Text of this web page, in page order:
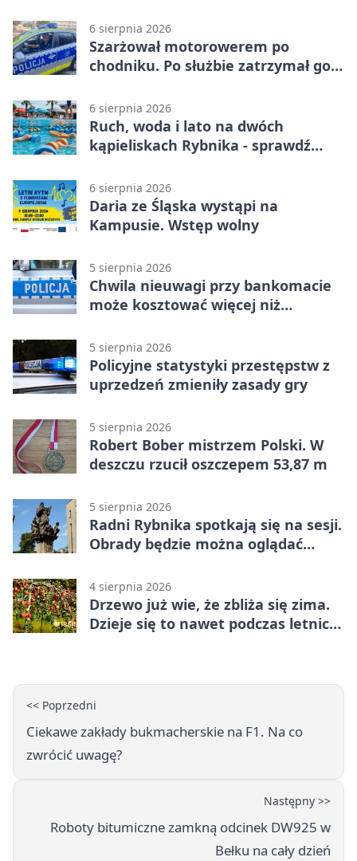
6 sierpnia 2026
Szarżował motorowerem po
chodniku. Po służbie zatrzymał go
6 sierpnia 2026
Ruch, woda i lato na dwóch
kąpieliskach Rybnika - sprawdź
6 sierpnia 2026
Daria ze Śląska wystąpi na
Kampusie. Wstęp wolny
5 sierpnia 2026
Chwila nieuwagi przy bankomacie
może kosztować więcej niż
5 sierpnia 2026
Policyjne statystyki przestępstw z
uprzedzeń zmieniły zasady gry
5 sierpnia 2026
Robert Bober mistrzem Polski. W
deszczu rzucił oszczepem 53,87 m
5 sierpnia 2026
Radni Rybnika spotkają się na sesji.
Obrady będzie można oglądać
4 sierpnia 2026
Drzewo już wie, że zbliża się zima.
Dzieje się to nawet podczas letnich
<< Poprzedni
Ciekawe zakłady bukmacherskie na F1. Na co
zwrócić uwagę?
Następny >>
Roboty bitumiczne zamkną odcinek DW925 w
Bełku na cały dzień